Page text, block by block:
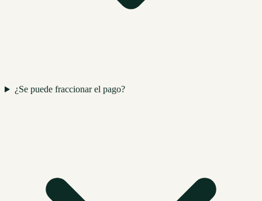
¿Se puede fraccionar el pago?